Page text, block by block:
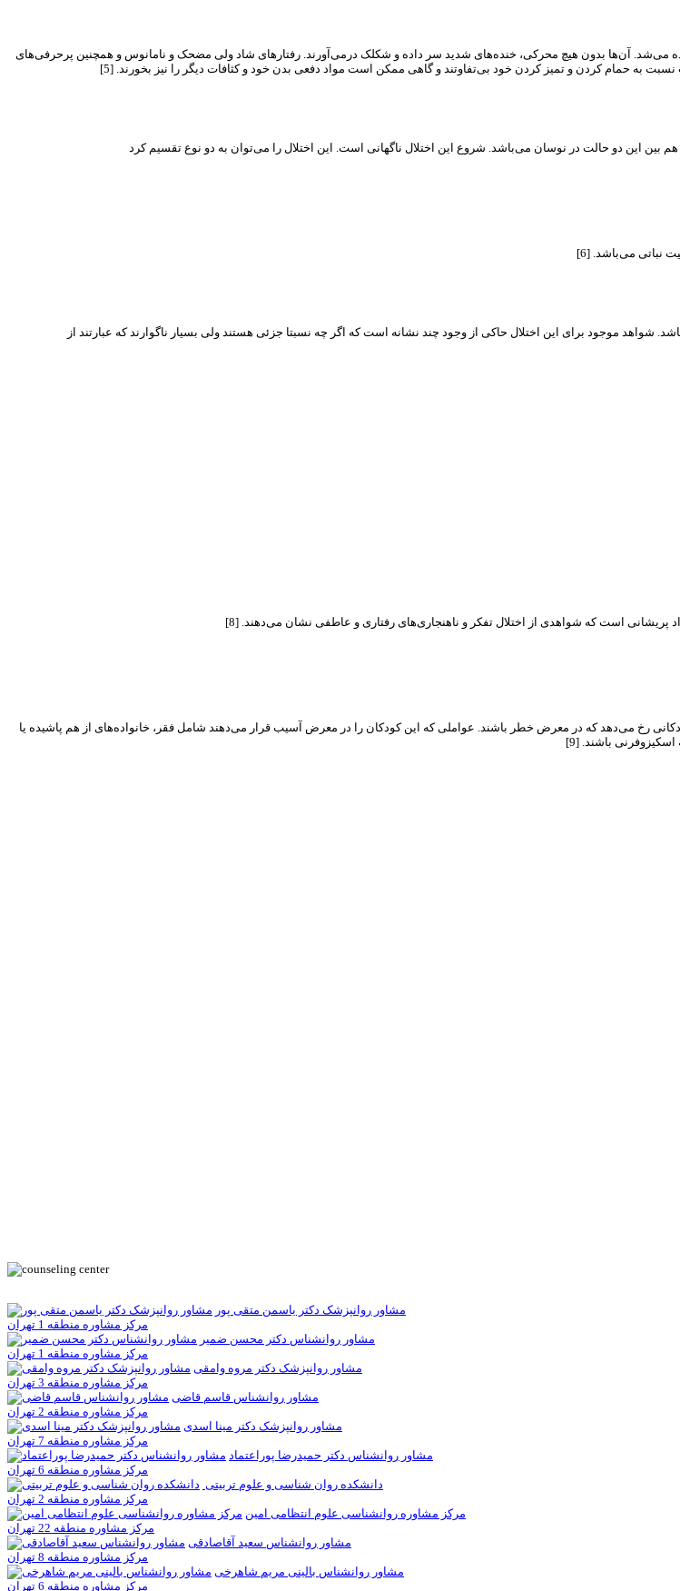
می‌شد. آن‌ها بدون هیچ محرکی، خنده‌های شدید سر داده و شکلک درمی‌آورند. رفتارهای شاد ولی مضحک و نامانوس و همچنین پرحرفی‌های
به حمام کردن و تمیز کردن خود بی‌تفاوتند و گاهی ممکن است مواد دفعی بدن خود و کثافات دیگر را نیز بخورند. [5]
نباتی می‌باشد. [6]
پریشانی است که شواهدی از اختلال تفکر و ناهنجاری‌های رفتاری و عاطفی نشان می‌دهند. [8]
رخ می‌دهد که در معرض خطر باشند. عواملی که این کودکان را در معرض آسیب قرار می‌دهند شامل فقر، خانواده‌های از هم پاشیده یا
باشند. [9]
مشاور روانپزشک دکتر یاسمن متقی پور
مرکز مشاوره منطقه 1 تهران
مشاور روانشناس دکتر محسن ضمیر
مرکز مشاوره منطقه 1 تهران
مشاور روانپزشک دکتر مروه وامقی
مرکز مشاوره منطقه 3 تهران
مشاور روانشناس قاسم قاضی
مرکز مشاوره منطقه 2 تهران
مشاور روانپزشک دکتر مینا اسدی
مرکز مشاوره منطقه 7 تهران
مشاور روانشناس دکتر حميدرضا پوراعتماد
مرکز مشاوره منطقه 6 تهران
دانشکده روان شناسی و علوم تربیتی
مرکز مشاوره منطقه 2 تهران
مرکز مشاوره روانشناسی علوم انتظامی امین
مرکز مشاوره منطقه 22 تهران
مشاور روانشناس سعيد آقاصادقی
مرکز مشاوره منطقه 8 تهران
مشاور روانشناس بالینی مریم شاهرخی
مرکز مشاوره منطقه 6 تهران